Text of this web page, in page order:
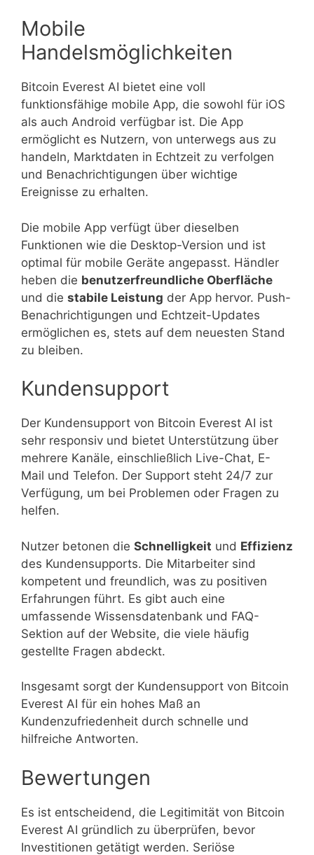
Mobile
Handelsmöglichkeiten
Bitcoin Everest AI bietet eine voll
funktionsfähige mobile App, die sowohl für iOS
als auch Android verfügbar ist. Die App
ermöglicht es Nutzern, von unterwegs aus zu
handeln, Marktdaten in Echtzeit zu verfolgen
und Benachrichtigungen über wichtige
Ereignisse zu erhalten.
Die mobile App verfügt über dieselben
Funktionen wie die Desktop-Version und ist
optimal für mobile Geräte angepasst. Händler
heben die benutzerfreundliche Oberfläche
und die stabile Leistung der App hervor. Push-
Benachrichtigungen und Echtzeit-Updates
ermöglichen es, stets auf dem neuesten Stand
zu bleiben.
Kundensupport
Der Kundensupport von Bitcoin Everest AI ist
sehr responsiv und bietet Unterstützung über
mehrere Kanäle, einschließlich Live-Chat, E-
Mail und Telefon. Der Support steht 24/7 zur
Verfügung, um bei Problemen oder Fragen zu
helfen.
Nutzer betonen die Schnelligkeit und Effizienz
des Kundensupports. Die Mitarbeiter sind
kompetent und freundlich, was zu positiven
Erfahrungen führt. Es gibt auch eine
umfassende Wissensdatenbank und FAQ-
Sektion auf der Website, die viele häufig
gestellte Fragen abdeckt.
Insgesamt sorgt der Kundensupport von Bitcoin
Everest AI für ein hohes Maß an
Kundenzufriedenheit durch schnelle und
hilfreiche Antworten.
Bewertungen
Es ist entscheidend, die Legitimität von Bitcoin
Everest AI gründlich zu überprüfen, bevor
Investitionen getätigt werden. Seriöse